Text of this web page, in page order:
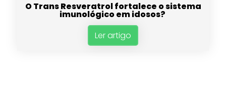
O Trans Resveratrol fortalece o sistema
imunológico em idosos?
Ler artigo